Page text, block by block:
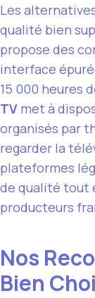
Les
qualité bien
propose des
interface
15 000 heures
TV met à
organisés par
regarder la
plateformes
de qualité tout
producteurs
Nos
Bien